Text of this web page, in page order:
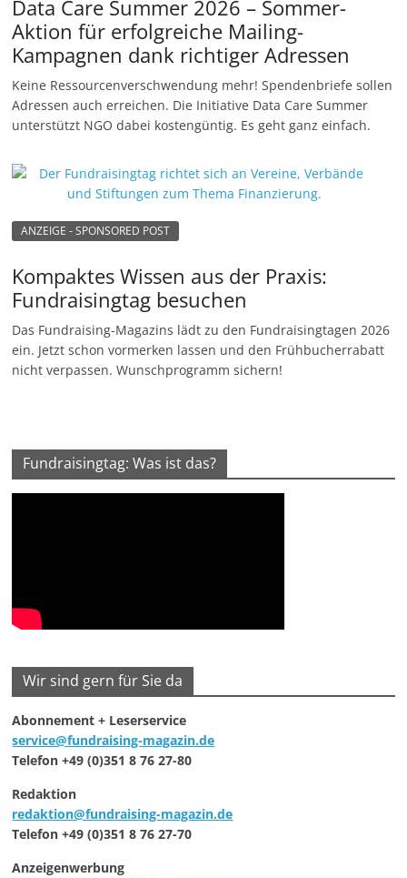
Data Care Summer 2026 – Sommer-
Aktion für erfolgreiche Mailing-
Kampagnen dank richtiger Adressen
Keine Ressourcenverschwendung mehr! Spendenbriefe sollen
Adressen auch erreichen. Die Initiative Data Care Summer
unterstützt NGO dabei kostengüntig. Es geht ganz einfach.
ANZEIGE - SPONSORED POST
Kompaktes Wissen aus der Praxis:
Fundraisingtag besuchen
Das Fundraising-Magazins lädt zu den Fundraisingtagen 2026
ein. Jetzt schon vormerken lassen und den Frühbucherrabatt
nicht verpassen. Wunschprogramm sichern!
Fundraisingtag: Was ist das?
Wir sind gern für Sie da
Abonnement + Leserservice
service@fundraising-magazin.de
Telefon +49 (0)351 8 76 27-80
Redaktion
redaktion@fundraising-magazin.de
Telefon +49 (0)351 8 76 27-70
Anzeigenwerbung